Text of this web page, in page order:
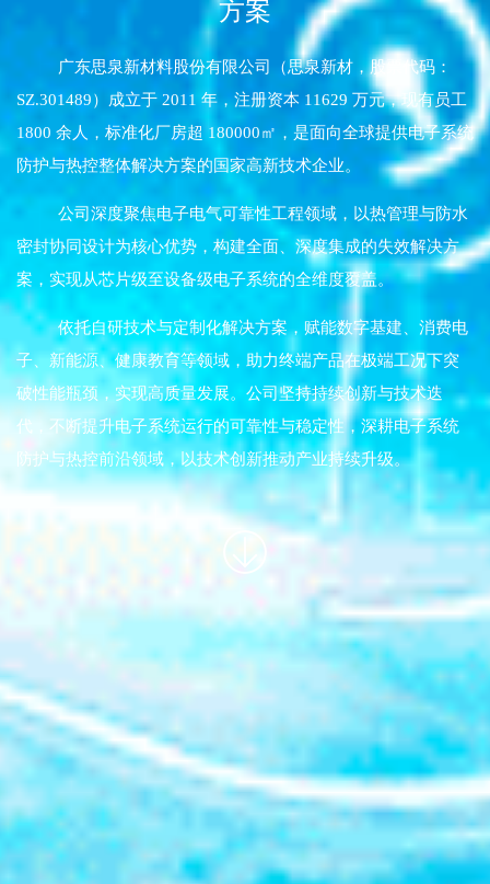
方案
广东思泉新材料股份有限公司（思泉新材，股票代码：
SZ.301489）成立于 2011 年，注册资本 11629 万元，现有员工
1800 余人，标准化厂房超 180000㎡，是面向全球提供电子系统
防护与热控整体解决方案的国家高新技术企业。
公司深度聚焦电子电气可靠性工程领域，以热管理与防水
密封协同设计为核心优势，构建全面、深度集成的失效解决方
案，实现从芯片级至设备级电子系统的全维度覆盖。
依托自研技术与定制化解决方案，赋能数字基建、消费电
子、新能源、健康教育等领域，助力终端产品在极端工况下突
破性能瓶颈，实现高质量发展。公司坚持持续创新与技术迭
代，不断提升电子系统运行的可靠性与稳定性，深耕电子系统
防护与热控前沿领域，以技术创新推动产业持续升级。